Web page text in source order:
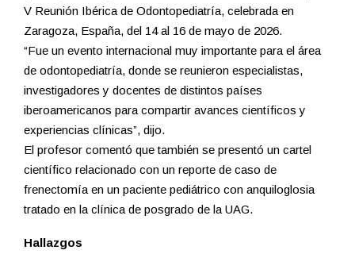
V Reunión Ibérica de Odontopediatría, celebrada en
Zaragoza, España, del 14 al 16 de mayo de 2026.
“Fue un evento internacional muy importante para el área
de odontopediatría, donde se reunieron especialistas,
investigadores y docentes de distintos países
iberoamericanos para compartir avances científicos y
experiencias clínicas”, dijo.
El profesor comentó que también se presentó un cartel
científico relacionado con un reporte de caso de
frenectomía en un paciente pediátrico con anquiloglosia
tratado en la clínica de posgrado de la UAG.
Hallazgos